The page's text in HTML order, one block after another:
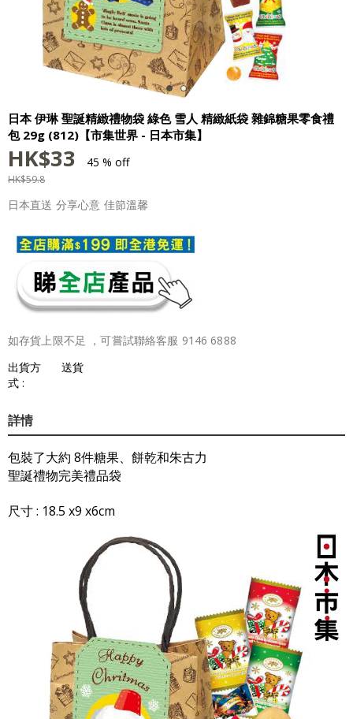
日本 伊琳 聖誕精緻禮物袋 綠色 雪人 精緻紙袋 雜錦糖果零食禮
包 29g (812)【市集世界 - 日本市集】
HK$33 45 % off
HK$59.8
日本直送 分享心意 佳節溫馨
如存貨上限不足 ，可嘗試聯絡客服 9146 6888
出貨方
式 :
送貨
詳情
包裝了大約 8件糖果、餅乾和朱古力
聖誕禮物完美禮品袋
尺寸 : 18.5 x9 x6cm